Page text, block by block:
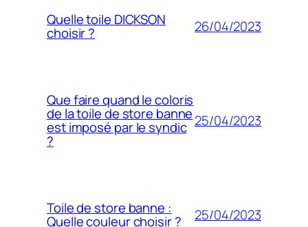
Quelle toile DICKSON
choisir ? 26/04/2023
Que faire quand le coloris
de la toile de store banne
est imposé par le syndic
?
25/04/2023
Toile de store banne :
Quelle couleur choisir ? 25/04/2023